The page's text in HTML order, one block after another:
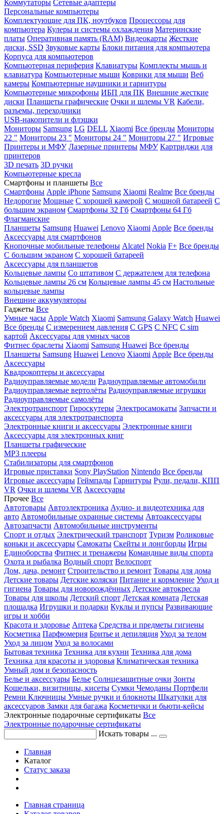
Коммутаторы Сетевые адаптеры
Персональные компьютеры
Комплектующие для ПК, ноутбуков Процессоры для
компьютера Кулеры и системы охлаждения Материнские
платы Оперативная память (RAM) Видеокарты Жесткие
диски, SSD Звуковые карты Блоки питания для компьютера
Корпуса для компьютеров
Компьютерная периферия Клавиатуры Комплекты мышь и
клавиатура Компьютерные мыши Коврики для мыши Веб
камеры Компьютерные наушники и гарнитуры
Компьютерные микрофоны ИБП для ПК Внешние жесткие
диски Планшеты графические Очки и шлемы VR Кабели,
разъемы, переходники
USB-накопители и флэшки
Мониторы Samsung LG DELL Xiaomi Все бренды Мониторы
22 " Мониторы 23 " Мониторы 24 " Мониторы 27 " Игровые
Принтеры и МФУ Лазерные принтеры МФУ Картриджи для
принтеров
3D печать 3D ручки
Компьютерные кресла
Смартфоны и планшеты Все
Смартфоны Apple iPhone Samsung Xiaomi Realme Все бренды
Недорогие Мощные С хорошей камерой С мощной батареей С
большим экраном Смартфоны 32 Гб Смартфоны 64 Гб
Флагманские
Планшеты Samsung Huawei Lenovo Xiaomi Apple Все бренды
Аксессуары для смартфонов
Кнопочные мобильные телефоны Alcatel Nokia F+ Все бренды
С большим экраном С хорошей батареей
Аксессуары для планшетов
Кольцевые лампы Со штативом C держателем для телефона
Кольцевые лампы 26 см Кольцевые лампы 45 см Настольные
кольцевые лампы
Внешние аккумуляторы
Гаджеты Все
Умные часы Apple Watch Xiaomi Samsung Galaxy Watch Huawei
Все бренды C измерением давления C GPS C NFC C sim
картой Аксессуары для умных часов
Фитнес браслеты Xiaomi Samsung Huawei Все бренды
Планшеты Samsung Huawei Lenovo Xiaomi Apple Все бренды
Аксессуары
Квадрокоптеры и аксессуары
Радиоуправляемые модели Радиоуправляемые автомобили
Радиоуправляемые вертолёты Радиоуправляемые игрушки
Радиоуправляемые самолёты
Электротранспорт Гироскутеры Электросамокаты Запчасти и
аксессуары для электротранспорта
Электронные книги и аксессуары Электронные книги
Аксессуары для электронных книг
Планшеты графические
MP3 плееры
Стабилизаторы для смартфонов
Игровые приставки Sony PlayStation Nintendo Все бренды
Игровые аксессуары Геймпады Гарнитуры Рули, педали, КПП
VR Очки и шлемы VR Аксессуары
Прочее Все
Автотовары Автоэлектроника Аудио- и видеотехника для
авто Автомобильные охранные системы Автоаксессуары
Автозапчасти Автомобильные инструменты
Спорт и отдых Электрический транспорт Туризм Роликовые
коньки и аксессуары Самокаты Скейты и лонгборды Игры
Единоборства Фитнес и тренажеры Командные виды спорта
Охота и рыбалка Водный спорт Велоспорт
Дом, дача, ремонт Строительство и ремонт Товары для дома
Детские товары Детские коляски Питание и кормление Уход и
гигиена Товары для новорождённых Детские автокресла
Товары для школы Детский спорт Детская комната Детская
площадка Игрушки и подарки Куклы и пупсы Развивающие
игры и хобби
Красота и здоровье Аптека Средства и предметы гигиены
Косметика Парфюмерия Бритье и депиляция Уход за телом
Уход за лицом Уход за волосами
Бытовая техника Техника для кухни Техника для дома
Техника для красоты и здоровья Климатическая техника
Умный дом и безопасность
Белье и аксессуары Белье Солнцезащитные очки Зонты
Кошельки, визитницы, кисеты Сумки Чемоданы Портфели
Ремни Ключницы Умные ручки и блокноты Шкатулки для
аксессуаров Замки для багажа Косметички и бьюти-кейсы
Электронные подарочные сертификаты Все
Электронные подарочные сертификаты
Искать товары ...
Главная
Каталог
Статус заказа
Главная страница